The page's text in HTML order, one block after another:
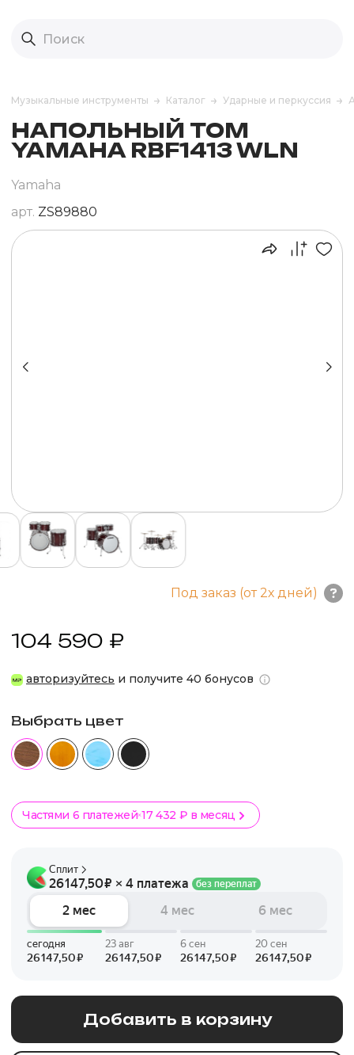
Музыкальные инструменты Каталог Ударные и перкуссия
НАПОЛЬНЫЙ ТОМ
YAMAHA RBF1413 WLN
Yamaha
арт. ZS89880
Под заказ (от 2х дней)
104 590 ₽
авторизуйтесь и получите 40 бонусов
Выбрать цвет
Частями 6 платежей 17 432 ₽ в месяц
Добавить в корзину